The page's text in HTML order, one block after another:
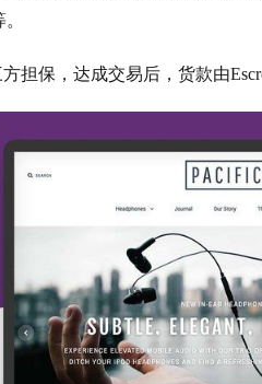
担保，达成交易后，货款由